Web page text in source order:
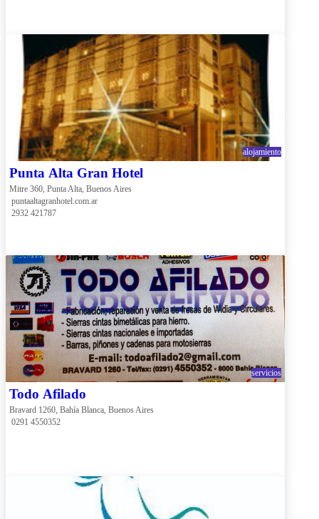
alojamiento
Punta Alta Gran Hotel
Mitre 360, Punta Alta, Buenos Aires
puntaaltagranhotel.com.ar
2932 421787
servicios
Todo Afilado
Bravard 1260, Bahía Blanca, Buenos Aires
0291 4550352